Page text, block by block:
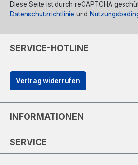
Diese Seite ist durch reCAPTCHA
Datenschutzrichtlinie und
SERVICE-HOTLINE
Vertrag widerrufen
INFORMATIONEN
SERVICE